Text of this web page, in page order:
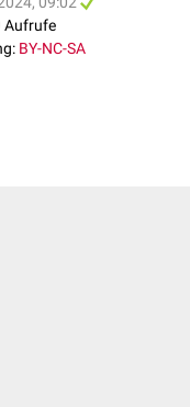
Aufrufe
BY-NC-SA